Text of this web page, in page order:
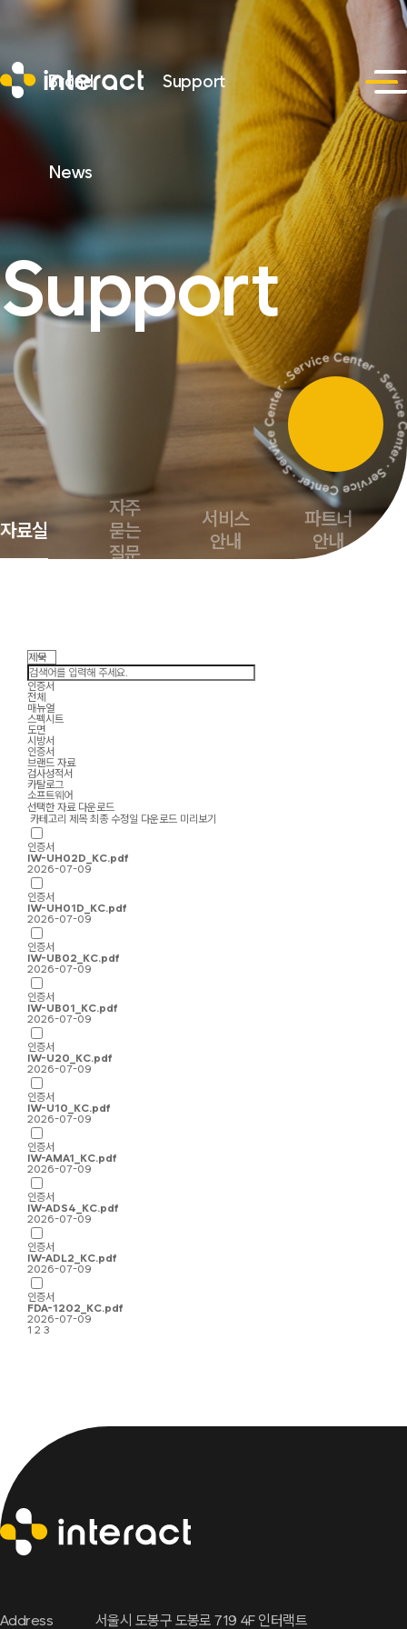
Brand
News
Support
Support
자료실
자주
묻는
질문
서비스
안내
파트너
안내
인증서
전체
매뉴얼
스펙시트
도면
시방서
인증서
브랜드 자료
검사성적서
카탈로그
소프트웨어
선택한 자료 다운로드
카테고리 제목 최종 수정일 다운로드 미리보기
인증서
IW-UH02D_KC.pdf
2026-07-09
인증서
IW-UH01D_KC.pdf
2026-07-09
인증서
IW-UB02_KC.pdf
2026-07-09
인증서
IW-UB01_KC.pdf
2026-07-09
인증서
IW-U20_KC.pdf
2026-07-09
인증서
IW-U10_KC.pdf
2026-07-09
인증서
IW-AMA1_KC.pdf
2026-07-09
인증서
IW-ADS4_KC.pdf
2026-07-09
인증서
IW-ADL2_KC.pdf
2026-07-09
인증서
FDA-1202_KC.pdf
2026-07-09
1 2 3
Address 서울시 도봉구 도봉로 719 4F 인터랙트